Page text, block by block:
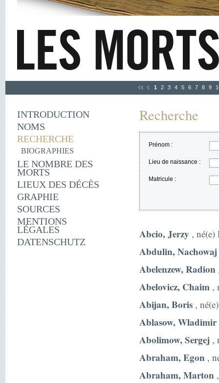
1 2 3 4 5 6 7 8 9
INTRODUCTION
NOMS
RECHERCHE
BIOGRAPHIES
LE NOMBRE DES
MORTS
LIEUX DES DÉCÈS
GRAPHIE
SOURCES
MENTIONS
LÉGALES
DATENSCHUTZ
Recherche
Prénom :
Lieu de naissance :
Matricule :
Abcio, Jerzy ,
Abdulin, Nachowaj
Abelenzew, Radion
Abelovicz, Chaim ,
Abijan, Boris ,
Ablasow, Wladimir
Abolimow, Sergej ,
Abraham, Egon ,
Abraham, Marton